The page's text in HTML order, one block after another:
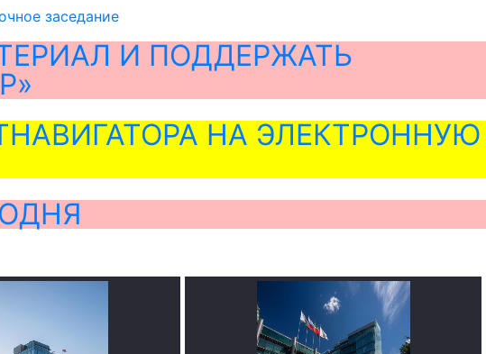
заседание
И ПОДДЕРЖАТЬ
НА ЭЛЕКТРОННУЮ